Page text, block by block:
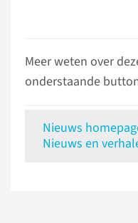
Meer weten over
onderstaande
Nieuws
Nieuws en